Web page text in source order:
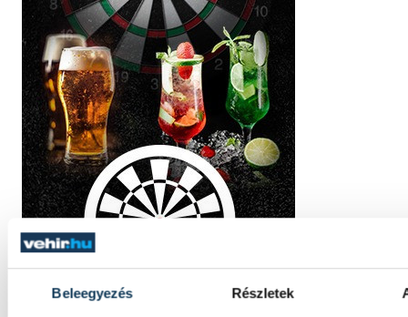
Beleegyezés Részletek